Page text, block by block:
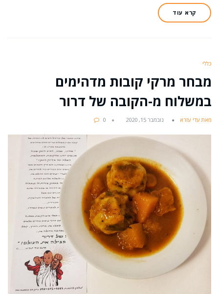
קרא עוד
כללי
מבחר מרקי קובות מדהימים
במשלוח מ-הקובה של דרור
מאת עדי עזרא נובמבר 15, 2020 0